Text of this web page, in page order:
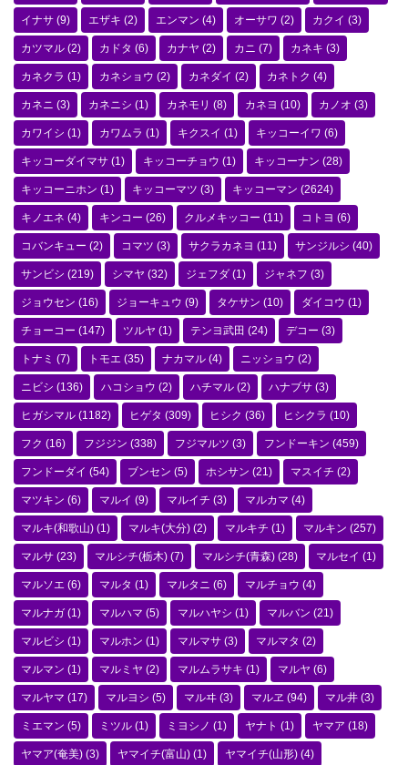
イナサ (9) エザキ (2) エンマン (4) オーサワ (2) カクイ (3)
カツマル (2) カドタ (6) カナヤ (2) カニ (7) カネキ (3)
カネクラ (1) カネショウ (2) カネダイ (2) カネトク (4)
カネニ (3) カネニシ (1) カネモリ (8) カネヨ (10) カノオ (3)
カワイシ (1) カワムラ (1) キクスイ (1) キッコーイワ (6)
キッコーダイマサ (1) キッコーチョウ (1) キッコーナン (28)
キッコーニホン (1) キッコーマツ (3) キッコーマン (2624)
キノエネ (4) キンコー (26) クルメキッコー (11) コトヨ (6)
コバンキュー (2) コマツ (3) サクラカネヨ (11) サンジルシ (40)
サンビシ (219) シマヤ (32) ジェフダ (1) ジャネフ (3)
ジョウセン (16) ジョーキュウ (9) タケサン (10) ダイコウ (1)
チョーコー (147) ツルヤ (1) テンヨ武田 (24) デコー (3)
トナミ (7) トモエ (35) ナカマル (4) ニッショウ (2)
ニビシ (136) ハコショウ (2) ハチマル (2) ハナブサ (3)
ヒガシマル (1182) ヒゲタ (309) ヒシク (36) ヒシクラ (10)
フク (16) フジジン (338) フジマルツ (3) フンドーキン (459)
フンドーダイ (54) ブンセン (5) ホシサン (21) マスイチ (2)
マツキン (6) マルイ (9) マルイチ (3) マルカマ (4)
マルキ(和歌山) (1) マルキ(大分) (2) マルキチ (1) マルキン (257)
マルサ (23) マルシチ(栃木) (7) マルシチ(青森) (28) マルセイ (1)
マルソエ (6) マルタ (1) マルタニ (6) マルチョウ (4)
マルナガ (1) マルハマ (5) マルハヤシ (1) マルバン (21)
マルビシ (1) マルホン (1) マルマサ (3) マルマタ (2)
マルマン (1) マルミヤ (2) マルムラサキ (1) マルヤ (6)
マルヤマ (17) マルヨシ (5) マルヰ (3) マルヱ (94) マル井 (3)
ミエマン (5) ミツル (1) ミヨシノ (1) ヤナト (1) ヤマア (18)
ヤマア(奄美) (3) ヤマイチ(富山) (1) ヤマイチ(山形) (4)